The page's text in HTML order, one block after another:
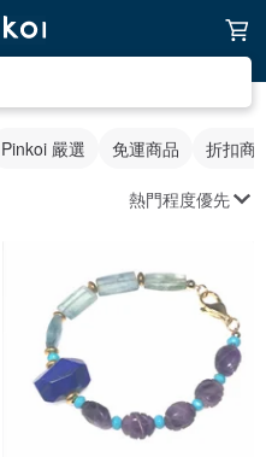
Pinkoi 嚴選 免運商品 折扣商
熱門程度優先